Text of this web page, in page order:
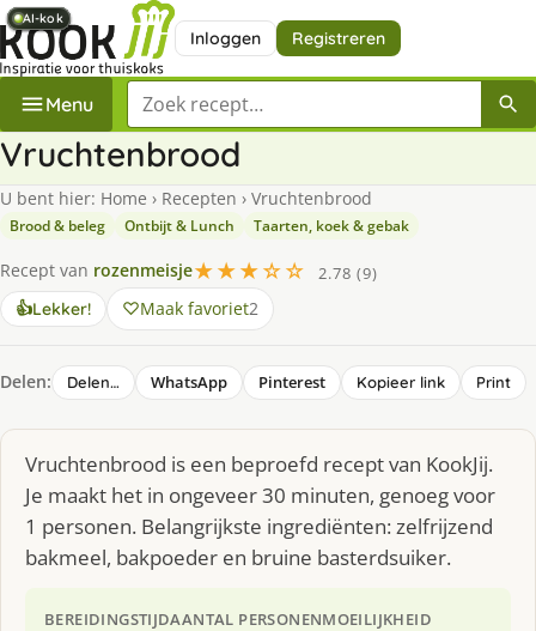
Inloggen Registreren
Menu Zoek een recept
Vruchtenbrood
U bent hier: Home › Recepten › Vruchtenbrood
Brood & beleg Ontbijt & Lunch Taarten, koek & gebak
Recept van rozenmeisje★★★☆☆
2.78 (9)
👍Lekker! Maak favoriet2
Delen: Delen… WhatsApp Pinterest Kopieer link Print
Vruchtenbrood is een beproefd recept van KookJij.
Je maakt het in ongeveer 30 minuten, genoeg voor
1 personen. Belangrijkste ingrediënten: zelfrijzend
bakmeel, bakpoeder en bruine basterdsuiker.
BEREIDINGSTIJDAANTAL PERSONENMOEILIJKHEID
AI-kok
AI-kok
AI-kok
AI-kok
AI-kok
AI-kok
AI-kok
AI-kok